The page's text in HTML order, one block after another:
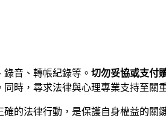
錄音、轉帳紀錄等。 切勿妥協或支付
時，尋求法律與心理專業支持至關
的法律行動，是保護自身權益的